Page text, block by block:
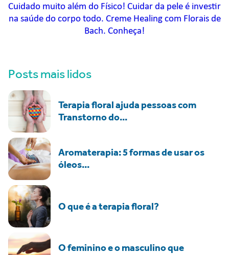
Cuidado muito além do Físico! Cuidar da pele é investir
na saúde do corpo todo. Creme Healing com Florais de
Bach. Conheça!
Posts mais lidos
Terapia floral ajuda pessoas com
Transtorno do...
Aromaterapia: 5 formas de usar os
óleos...
O que é a terapia floral?
O feminino e o masculino que